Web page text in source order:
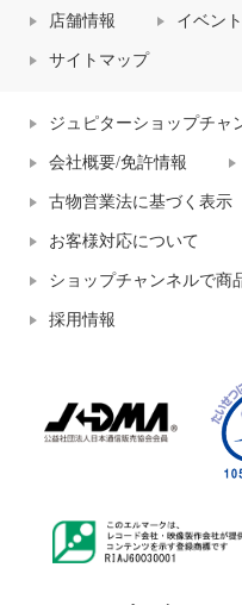
店舗情報 イベン
サイトマップ
ジュピターショップチャ
会社概要/免許情報
古物営業法に基づく表示
お客様対応について
ショップチャンネルで商
採用情報